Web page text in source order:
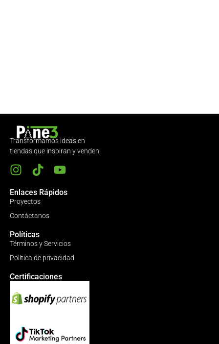
Transformamos ideas en
tiendas que inspiran y venden.
Enlaces Rápidos
Proyectos
Contáctanos
Políticas
Términos y Servicios
Política de privacidad
Certificaciones